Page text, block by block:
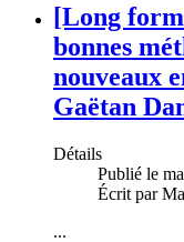
[Long
bonnes
nouveaux
Gaëtan
Détails
Publié le
Écrit par
...